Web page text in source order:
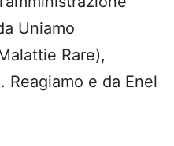
Uniamo
Rare),
Reagiamo e da Enel